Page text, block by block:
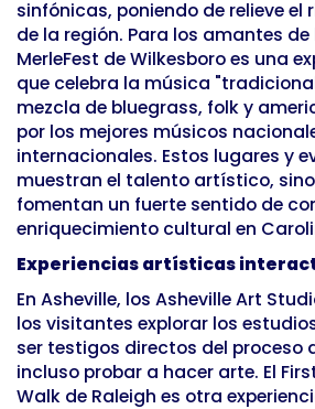
sinfónicas, poniendo de relieve
de la región. Para los amantes
MerleFest de Wilkesboro es una
que celebra la música
mezcla de bluegrass, folk y
por los mejores músicos
internacionales. Estos lugares y
muestran el talento artístico,
fomentan un fuerte sentido de
enriquecimiento cultural en
Experiencias artísticas
En Asheville, los Asheville Art
los visitantes explorar los
ser testigos directos del proceso
incluso probar a hacer arte. El
Walk de Raleigh es otra